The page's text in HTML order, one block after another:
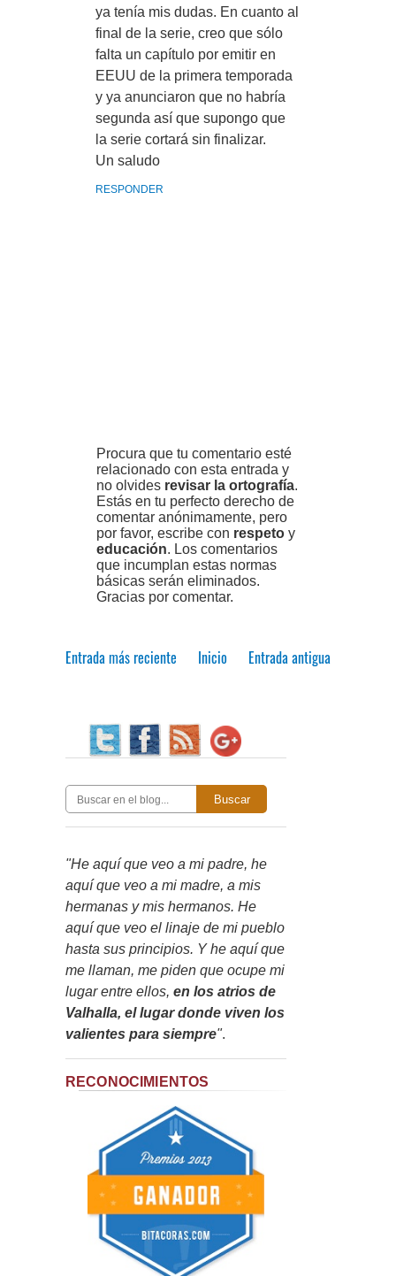
ya tenía mis dudas. En cuanto al
final de la serie, creo que sólo
falta un capítulo por emitir en
EEUU de la primera temporada
y ya anunciaron que no habría
segunda así que supongo que
la serie cortará sin finalizar.
Un saludo
RESPONDER
Procura que tu comentario esté
relacionado con esta entrada y
no olvides revisar la ortografía.
Estás en tu perfecto derecho de
comentar anónimamente, pero
por favor, escribe con respeto y
educación. Los comentarios
que incumplan estas normas
básicas serán eliminados.
Gracias por comentar.
Entrada más reciente Entrada antigua
Inicio
Buscar
"He aquí que veo a mi padre, he
aquí que veo a mi madre, a mis
hermanas y mis hermanos. He
aquí que veo el linaje de mi pueblo
hasta sus principios. Y he aquí que
me llaman, me piden que ocupe mi
lugar entre ellos, en los atrios de
Valhalla, el lugar donde viven los
valientes para siempre".
RECONOCIMIENTOS